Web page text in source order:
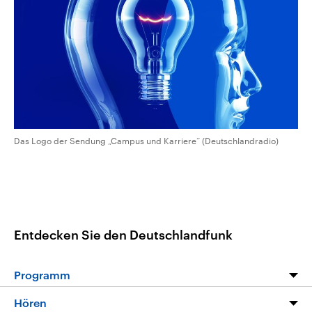
CDU, SPD und FDP regiert.-
Umfragen, Prognosen,
Wahlprogramme, aktuelle Berichte
und Hintergründe zu den Parteien
und Kandidaten der anstehenden
aktuelle Weltgeschehen.
Sendungen Programm Podcasts
Audio-Archiv
Das Logo der Sendung „Campus und Karriere“ (Deutschlandradio)
Entdecken Sie den Deutschlandfunk
Programm
Programm
Hören